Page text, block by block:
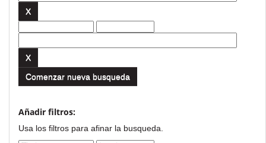
Comenzar nueva busqueda
Añadir filtros:
Usa los filtros para afinar la busqueda.